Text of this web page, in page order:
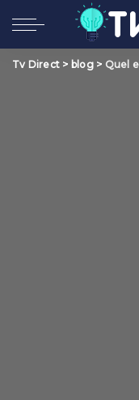
Tv Direct > blog> Quel